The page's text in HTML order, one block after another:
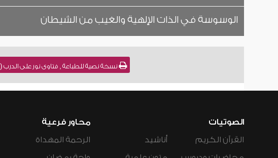
الوسوسة في الذات الإلهية والغيب من الشيطان
نسخة نصية للطباعة , فتاوى نور على الدرب (972) للشيخ : عبد العزيز بن باز
الصوتيات
القرآن الكريم
أناشيد
محاور فرعية
الرحمة المهداة